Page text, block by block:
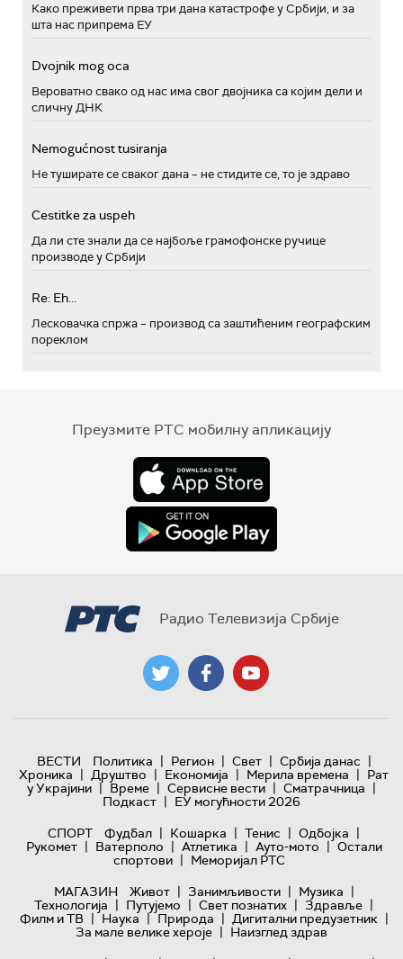
Како преживети прва три дана катастрофе у Србији, и за
шта нас припрема ЕУ
Dvojnik mog oca
Вероватно свако од нас има свог двојника са којим дели и
сличну ДНК
Nemogućnost tusiranja
Не туширате се сваког дана – не стидите се, то је здраво
Cestitke za uspeh
Да ли сте знали да се најбоље грамофонске ручице
производе у Србији
Re: Eh...
Лесковачка спржа – производ са заштићеним географским
пореклом
Преузмите РТС мобилну апликацију
Радио Телевизија Србије
ВЕСТИ Политика | Регион | Свет | Србија данас |
Хроника | Друштво | Економија | Мерила времена | Рат
у Украјини | Време | Сервисне вести | Сматрачница |
Подкаст | ЕУ могућности 2026
СПОРТ
Фудбал | Кошарка | Тенис | Одбојка |
Рукомет | Ватерполо | Атлетика | Ауто-мото | Остали
спортови | Меморијал РТС
МАГАЗИН
Живот | Занимљивости | Музика |
Технологијa | Путујемо | Свет познатих | Здравље |
Филм и ТВ | Наука | Природа | Дигитални предузетник |
За мале велике хероје | Наизглед здрав